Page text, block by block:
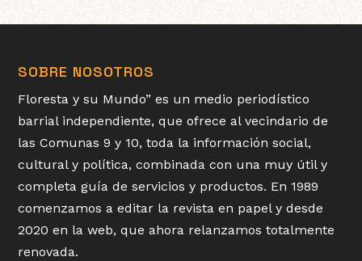
SOBRE NOSOTROS
Floresta y su Mundo” es un medio periodístico
barrial independiente, que ofrece al vecindario de
las Comunas 9 y 10, toda la información social,
cultural y política, combinada con una muy útil y
completa guía de servicios y productos. En 1989
comenzamos a editar la revista en papel y desde
2020 en la web, que ahora relanzamos totalmente
renovada.